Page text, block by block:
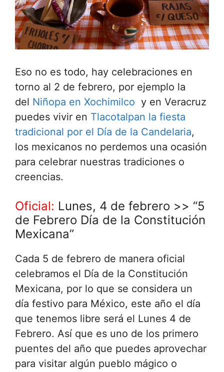
Eso no es todo, hay celebraciones en
torno al 2 de febrero, por ejemplo la
del Niñopa en Xochimilco y en Veracruz
puedes vivir en Tlacotalpan la fiesta
tradicional por el Día de la Candelaria,
los mexicanos no perdemos una ocasión
para celebrar nuestras tradiciones o
creencias.
Oficial: Lunes, 4 de febrero >> “5
de Febrero Día de la Constitución
Mexicana”
Cada 5 de febrero de manera oficial
celebramos el Día de la Constitución
Mexicana, por lo que se considera un
día festivo para México, este año el día
que tenemos libre será el Lunes 4 de
Febrero. Así que es uno de los primero
puentes del año que puedes aprovechar
para visitar algún pueblo mágico o